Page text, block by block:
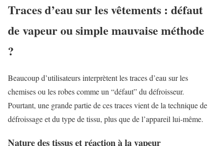
Traces d’eau sur les vêtements : défaut
de vapeur ou simple mauvaise méthode
?
Beaucoup d’utilisateurs interprètent les traces d’eau sur les
chemises ou les robes comme un “défaut” du défroisseur.
Pourtant, une grande partie de ces traces vient de la technique de
défroissage et du type de tissu, plus que de l’appareil lui-même.
Nature des tissus et réaction à la vapeur